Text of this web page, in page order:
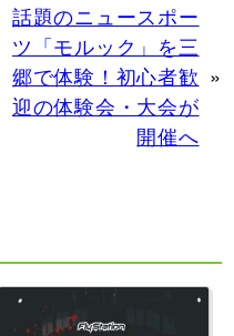
話題のニュースポー
ツ「モルック」を三
郷で体験！初心者歓
迎の体験会・大会が
開催へ
»